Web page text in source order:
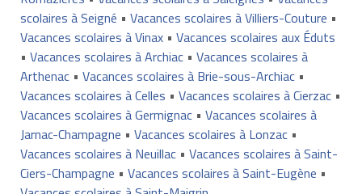
scolaires à Seigné • Vacances scolaires à Villiers-Couture •
Vacances scolaires à Vinax• Vacances scolaires aux Éduts
• Vacances scolaires à Archiac• Vacances scolaires à
Arthenac• Vacances scolaires à Brie-sous-Archiac•
Vacances scolaires à Celles • Vacances scolaires à Cierzac•
Vacances scolaires à Germignac• Vacances scolaires à
Jarnac-Champagne • Vacances scolaires à Lonzac•
Vacances scolaires à Neuillac• Vacances scolaires à Saint-
Ciers-Champagne • Vacances scolaires à Saint-Eugène •